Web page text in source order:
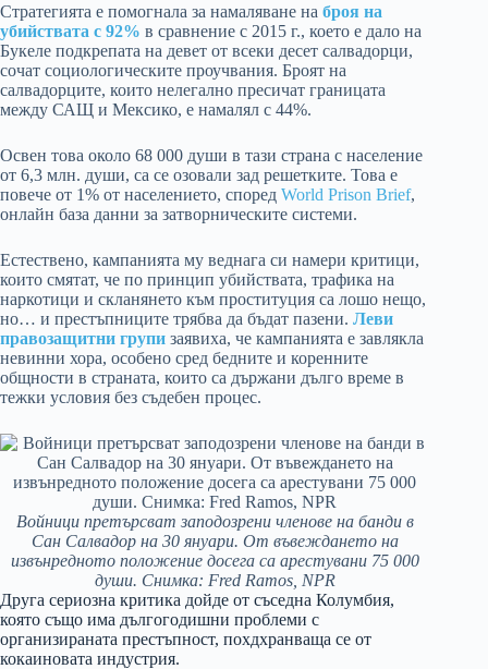
Стратегията е помогнала за намаляване на броя на
убийствата с 92% в сравнение с 2015 г., което е дало на
Букеле подкрепата на девет от всеки десет салвадорци,
сочат социологическите проучвания. Броят на
салвадорците, които нелегално пресичат границата
между САЩ и Мексико, е намалял с 44%.
Освен това около 68 000 души в тази страна с население
от 6,3 млн. души, са се озовали зад решетките. Това е
повече от 1% от населението, според World Prison Brief,
онлайн база данни за затворническите системи.
Естествено, кампанията му веднага си намери критици,
които смятат, че по принцип убийствата, трафика на
наркотици и скланянето към проституция са лошо нещо,
но… и престъпниците трябва да бъдат пазени. Леви
правозащитни групи заявиха, че кампанията е завлякла
невинни хора, особено сред бедните и коренните
общности в страната, които са държани дълго време в
тежки условия без съдебен процес.
Войници претърсват заподозрени членове на банди в
Сан Салвадор на 30 януари. От въвеждането на
извънредното положение досега са арестувани 75 000
души. Снимка: Fred Ramos, NPR
Друга сериозна критика дойде от съседна Колумбия,
която също има дългогодишни проблеми с
организираната престъпност, похдхранваща се от
кокаиновата индустрия.